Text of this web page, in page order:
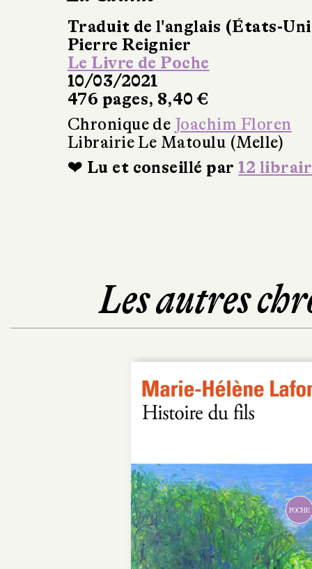
Traduit de l'anglais (États-
Pierre Reignier
Le Livre de Poche
10/03/2021
476 pages, 8,40 €
Chronique de Joachim Floren
Librairie Le Matoulu (Melle)
❤ Lu et conseillé par 12
Les autres
POCHE